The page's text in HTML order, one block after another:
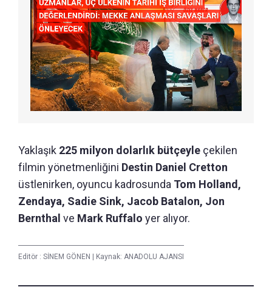
Yaklaşık 225 milyon dolarlık bütçeyle çekilen
filmin yönetmenliğini Destin Daniel Cretton
üstlenirken, oyuncu kadrosunda Tom Holland,
Zendaya, Sadie Sink, Jacob Batalon, Jon
Bernthal ve Mark Ruffalo yer alıyor.
Editör : SİNEM GÖNEN Kaynak: ANADOLU AJANSI